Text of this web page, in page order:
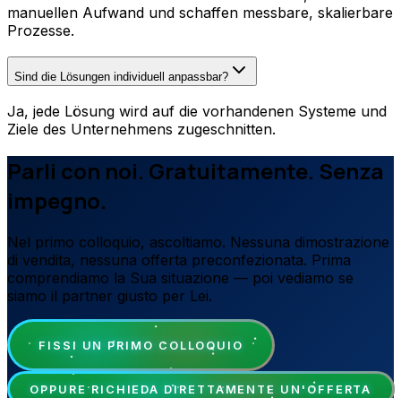
manuellen Aufwand und schaffen messbare, skalierbare
Prozesse.
Sind die Lösungen individuell anpassbar?
Ja, jede Lösung wird auf die vorhandenen Systeme und
Ziele des Unternehmens zugeschnitten.
Parli con noi. Gratuitamente. Senza
impegno.
Nel primo colloquio, ascoltiamo. Nessuna dimostrazione
di vendita, nessuna offerta preconfezionata. Prima
comprendiamo la Sua situazione — poi vediamo se
siamo il partner giusto per Lei.
FISSI UN PRIMO COLLOQUIO
OPPURE RICHIEDA DIRETTAMENTE UN'OFFERTA